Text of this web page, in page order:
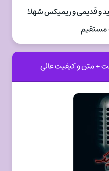
و قدیمی و ریمیکس شهلا
مستقیم
+ متن و کیفیت عالی